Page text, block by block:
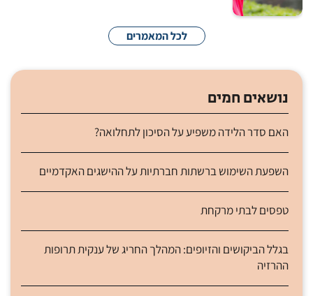
לכל המאמרים
נושאים חמים
האם סדר הלידה משפיע על הסיכון לתחלואה?
השפעת השימוש ברשתות חברתיות על ההישגים האקדמיים
טפסים לבתי מרקחת
בגלל הביקושים והזיופים: המהלך החריג של ענקית תרופות
ההרזיה